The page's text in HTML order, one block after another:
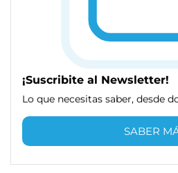
¡Suscribite al Newsletter!
Lo que necesitas saber, desde
SABER